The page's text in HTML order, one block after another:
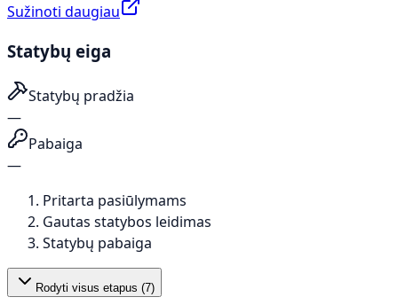
Sužinoti daugiau
Statybų eiga
Statybų pradžia
—
Pabaiga
—
Pritarta pasiūlymams
Gautas statybos leidimas
Statybų pabaiga
Rodyti visus etapus (7)